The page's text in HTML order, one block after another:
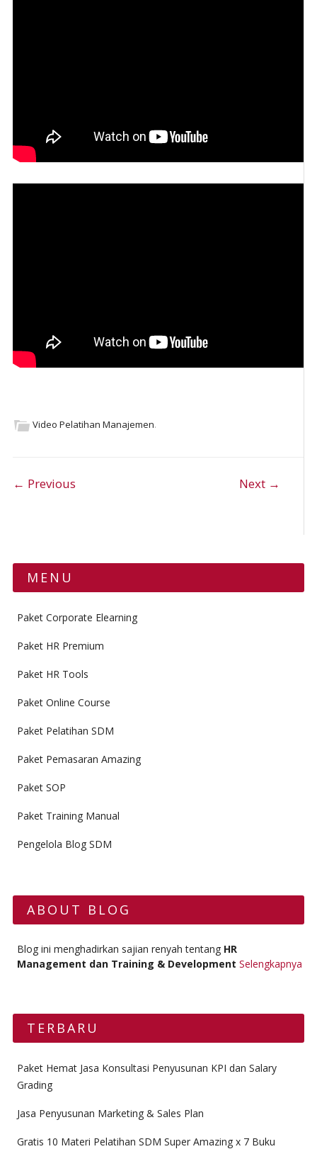
Video Pelatihan Manajemen.
Post navigation
← Previous Next →
MENU
Paket Corporate Elearning
Paket HR Premium
Paket HR Tools
Paket Online Course
Paket Pelatihan SDM
Paket Pemasaran Amazing
Paket SOP
Paket Training Manual
Pengelola Blog SDM
ABOUT BLOG
Blog ini menghadirkan sajian renyah tentang HR
Management dan Training & Development Selengkapnya
TERBARU
Paket Hemat Jasa Konsultasi Penyusunan KPI dan Salary
Grading
Jasa Penyusunan Marketing & Sales Plan
Gratis 10 Materi Pelatihan SDM Super Amazing x 7 Buku